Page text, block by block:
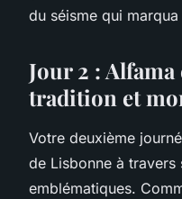
du séisme qui
Jour 2 :
tradition et
Votre deuxième
de Lisbonne à travers
emblématiques.